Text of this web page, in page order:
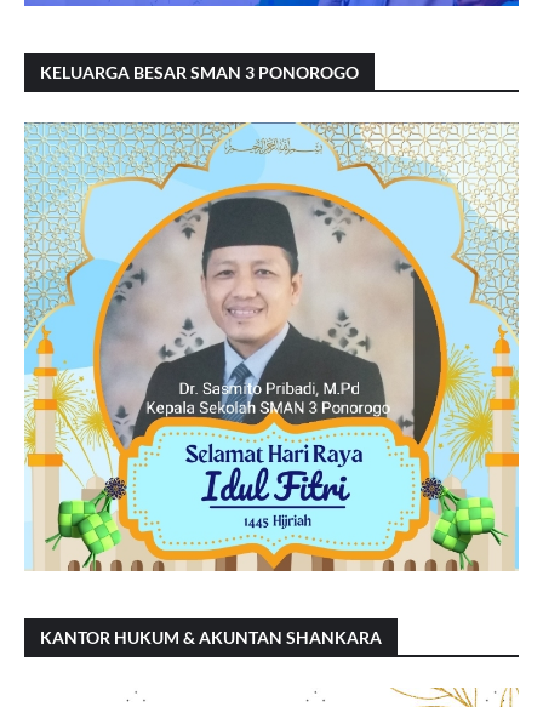
KELUARGA BESAR SMAN 3 PONOROGO
KANTOR HUKUM & AKUNTAN SHANKARA